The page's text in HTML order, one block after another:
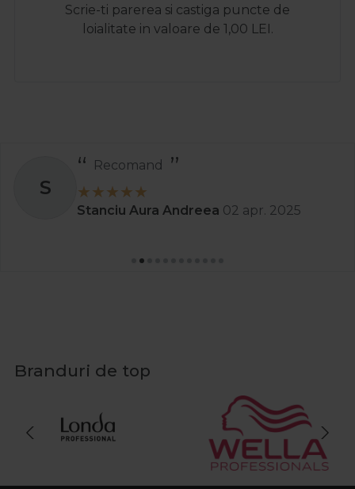
Scrie-ti parerea si castiga puncte de
loialitate in valoare de 1,00 LEI.
S
Recomand
Stanciu Aura Andreea 02 apr. 2025
Branduri de top